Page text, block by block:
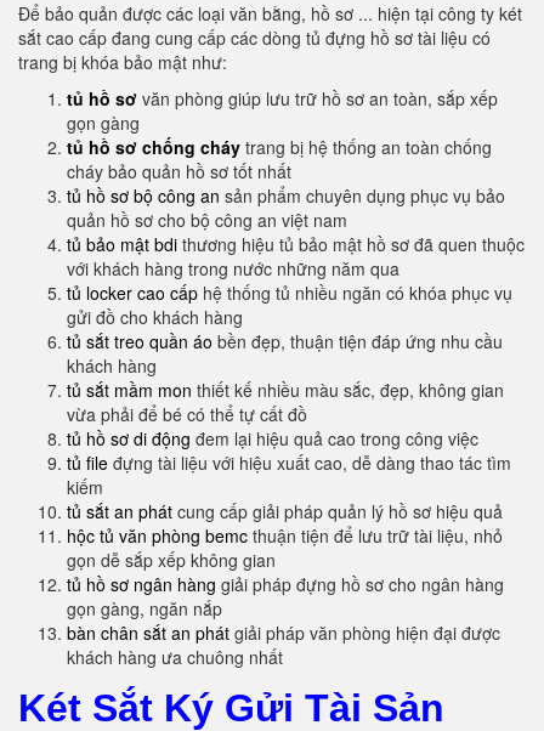
Để bảo quản được các loại văn bằng, hồ sơ ... hiện tại công ty két
sắt cao cấp đang cung cấp các dòng tủ đựng hồ sơ tài liệu có
trang bị khóa bảo mật như:
tủ hồ sơ văn phòng giúp lưu trữ hồ sơ an toàn, sắp xếp
gọn gàng
tủ hồ sơ chống cháy trang bị hệ thống an toàn chống
cháy bảo quản hồ sơ tốt nhất
tủ hồ sơ bộ công an sản phẩm chuyên dụng phục vụ bảo
quản hồ sơ cho bộ công an việt nam
tủ bảo mật bdi thương hiệu tủ bảo mật hồ sơ đã quen thuộc
với khách hàng trong nước những năm qua
tủ locker cao cấp hệ thống tủ nhiều ngăn có khóa phục vụ
gửi đồ cho khách hàng
tủ sắt treo quần áo bền đẹp, thuận tiện đáp ứng nhu cầu
khách hàng
tủ sắt mầm mon thiết kế nhiều màu sắc, đẹp, không gian
vừa phải để bé có thể tự cất đồ
tủ hồ sơ di động đem lại hiệu quả cao trong công việc
tủ file đựng tài liệu với hiệu xuất cao, dễ dàng thao tác tìm
kiếm
tủ sắt an phát cung cấp giải pháp quản lý hồ sơ hiệu quả
hộc tủ văn phòng bemc thuận tiện để lưu trữ tài liệu, nhỏ
gọn dễ sắp xếp không gian
tủ hồ sơ ngân hàng giải pháp đựng hồ sơ cho ngân hàng
gọn gàng, ngăn nắp
bàn chân sắt an phát giải pháp văn phòng hiện đại được
khách hàng ưa chuông nhất
Két Sắt Ký Gửi Tài Sản